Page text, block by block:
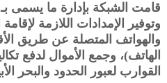
قامت الشبكة بإدارة ما يسمى بـ
وتوفير الإمدادات اللازمة
والهواتف المتصلة عن طريق
الهاتف)، وجمع الأموال لدفع
القوارب لعبور الحدود والبحر